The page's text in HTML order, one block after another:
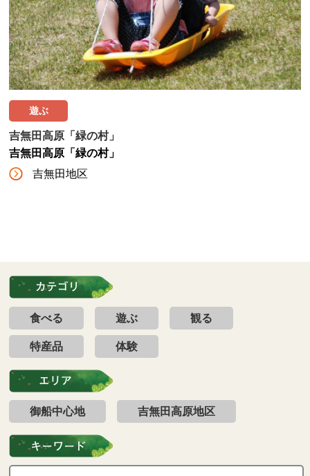
遊ぶ
吉無田高原「緑の村」
吉無田高原「緑の村」
吉無田地区
食べる 遊ぶ 観る
特産品 体験
御船中心地 吉無田高原地区